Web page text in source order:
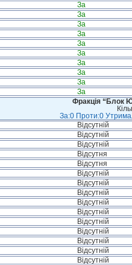
За
За
За
За
За
За
За
За
За
За
Фракція “Блок
За:0 Проти:0
Відсутній
Відсутній
Відсутній
Відсутня
Відсутня
Відсутній
Відсутній
Відсутній
Відсутній
Відсутній
Відсутній
Відсутній
Відсутній
Відсутній
Відсутній